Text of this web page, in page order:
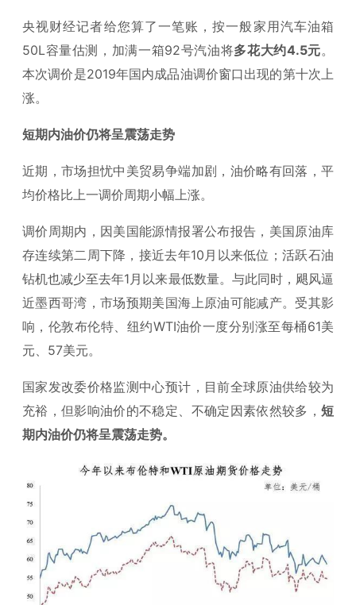
央视财经记者给您算了一笔账，按一般家用汽车油箱
50L容量估测，加满一箱92号汽油将多花大约4.5元。
本次调价是2019年国内成品油调价窗口出现的第十次上
涨。
短期内油价仍将呈震荡走势
近期，市场担忧中美贸易争端加剧，油价略有回落，平
均价格比上一调价周期小幅上涨。
调价周期内，因美国能源情报署公布报告，美国原油库
存连续第二周下降，接近去年10月以来低位；活跃石油
钻机也减少至去年1月以来最低数量。与此同时，飓风逼
近墨西哥湾，市场预期美国海上原油可能减产。受其影
响，伦敦布伦特、纽约WTI油价一度分别涨至每桶61美
元、57美元。
国家发改委价格监测中心预计，目前全球原油供给较为
充裕，但影响油价的不稳定、不确定因素依然较多， 短
期内油价仍将呈震荡走势。